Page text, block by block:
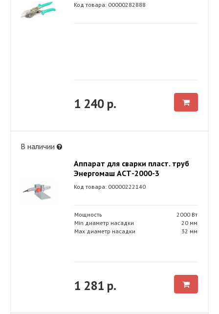
Код товара: 00000282888
1 240 р.
В наличии
Аппарат для сварки пласт. труб
Энергомаш АСТ-2000-3
Код товара: 00000222140
Мощность
2000 Вт
Min диаметр насадки
20 мм
Max диаметр насадки
32 мм
1 281 р.